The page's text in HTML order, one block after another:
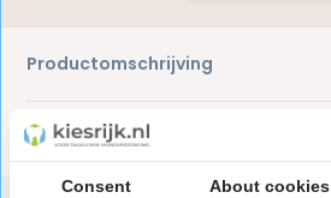
Productomschrijving
Reviews
Consent About cookies